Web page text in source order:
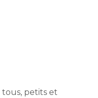
petits et